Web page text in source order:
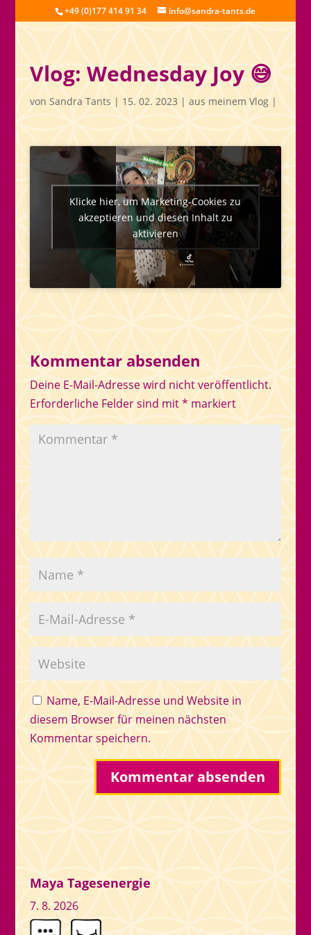
+49 (0)177 414 91 34 info@sandra-tants.de
Vlog: Wednesday Joy 😅
von Sandra Tants | 15. 02. 2023 | aus meinem Vlog|
Klicke hier, um Marketing-Cookies zu
akzeptieren und diesen Inhalt zu
aktivieren
Kommentar absenden
Deine E-Mail-Adresse wird nicht veröffentlicht.
Erforderliche Felder sind mit* markiert
Name, E-Mail-Adresse und Website in
diesem Browser für meinen nächsten
Kommentar speichern.
Maya Tagesenergie
7. 8. 2026